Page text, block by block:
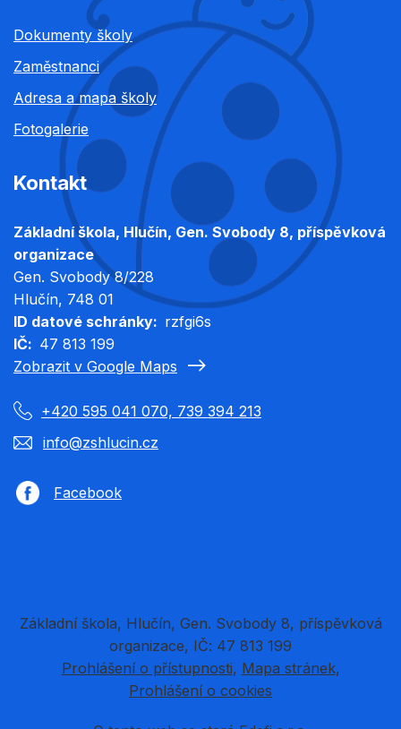
Dokumenty školy
Zaměstnanci
Adresa a mapa školy
Fotogalerie
Kontakt
Základní škola, Hlučín, Gen. Svobody 8, příspěvková
organizace
Gen. Svobody 8/228
Hlučín, 748 01
ID datové schránky
rzfgi6s
IČ
47 813 199
Zobrazit v Google Maps
+420 595 041 070, 739 394 213
info@zshlucin.cz
Facebook
Základní škola, Hlučín, Gen. Svobody 8, příspěvková
organizace, IČ: 47 813 199
Prohlášení o přístupnosti Mapa stránek
Prohlášení o cookies